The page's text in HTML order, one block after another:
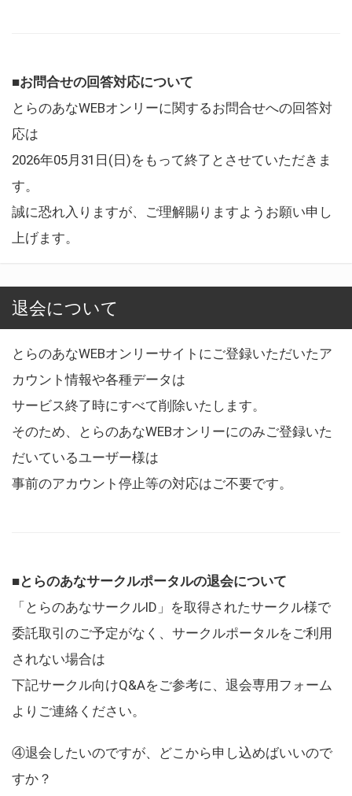
■お問合せの回答対応について
とらのあなWEBオンリーに関するお問合せへの回答対
応は
2026年05月31日(日)をもって終了とさせていただきま
す。
誠に恐れ入りますが、ご理解賜りますようお願い申し
上げます。
退会について
とらのあなWEBオンリーサイトにご登録いただいたア
カウント情報や各種データは
サービス終了時にすべて削除いたします。
そのため、とらのあなWEBオンリーにのみご登録いた
だいているユーザー様は
事前のアカウント停止等の対応はご不要です。
■とらのあなサークルポータルの退会について
「とらのあなサークルID」を取得されたサークル様で
委託取引のご予定がなく、サークルポータルをご利用
されない場合は
下記サークル向けQ&Aをご参考に、退会専用フォーム
よりご連絡ください。
④退会したいのですが、どこから申し込めばいいので
すか？